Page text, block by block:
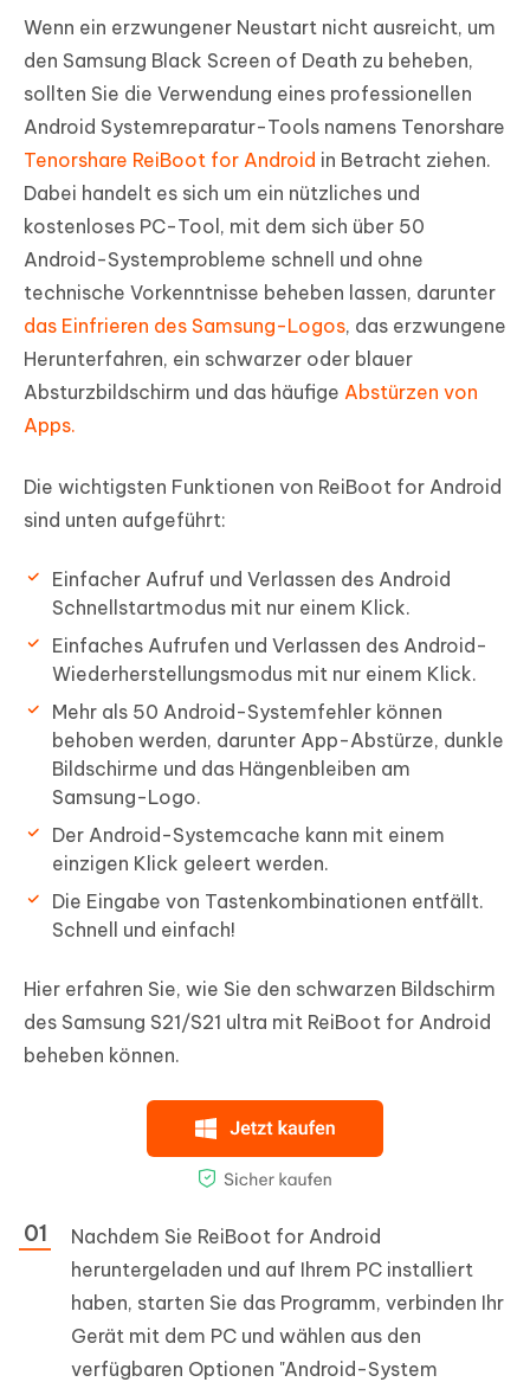
Wenn ein erzwungener Neustart nicht ausreicht, um
den Samsung Black Screen of Death zu beheben,
sollten Sie die Verwendung eines professionellen
Android Systemreparatur-Tools namens Tenorshare
Tenorshare ReiBoot for Android in Betracht ziehen.
Dabei handelt es sich um ein nützliches und
kostenloses PC-Tool, mit dem sich über 50
Android-Systemprobleme schnell und ohne
technische Vorkenntnisse beheben lassen, darunter
das Einfrieren des Samsung-Logos, das erzwungene
Herunterfahren, ein schwarzer oder blauer
Absturzbildschirm und das häufige Abstürzen von
Apps.
Die wichtigsten Funktionen von ReiBoot for Android
sind unten aufgeführt:
Einfacher Aufruf und Verlassen des Android
Schnellstartmodus mit nur einem Klick.
Einfaches Aufrufen und Verlassen des Android-
Wiederherstellungsmodus mit nur einem Klick.
Mehr als 50 Android-Systemfehler können
behoben werden, darunter App-Abstürze, dunkle
Bildschirme und das Hängenbleiben am
Samsung-Logo.
Der Android-Systemcache kann mit einem
einzigen Klick geleert werden.
Die Eingabe von Tastenkombinationen entfällt.
Schnell und einfach!
Hier erfahren Sie, wie Sie den schwarzen Bildschirm
des Samsung S21/S21 ultra mit ReiBoot for Android
beheben können.
Nachdem Sie ReiBoot for Android
heruntergeladen und auf Ihrem PC installiert
haben, starten Sie das Programm, verbinden Ihr
Gerät mit dem PC und wählen aus den
verfügbaren Optionen "Android-System